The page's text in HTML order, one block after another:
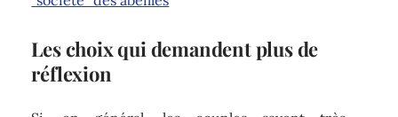
Les choix qui demandent plus de
réflexion